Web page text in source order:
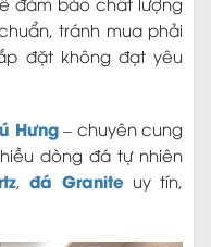
tránh mua phải
đặt không đạt yêu
Hưng – chuyên cung
dòng đá tự nhiên
, đá Granite uy tín,